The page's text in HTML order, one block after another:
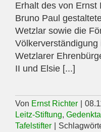
Erhalt des von Ernst
Bruno Paul
Wetzlar sowie die
Wetzlarer
II und Elsie [...]
Von Ernst Richter
Leitz-Stiftung,
Tafelstifter